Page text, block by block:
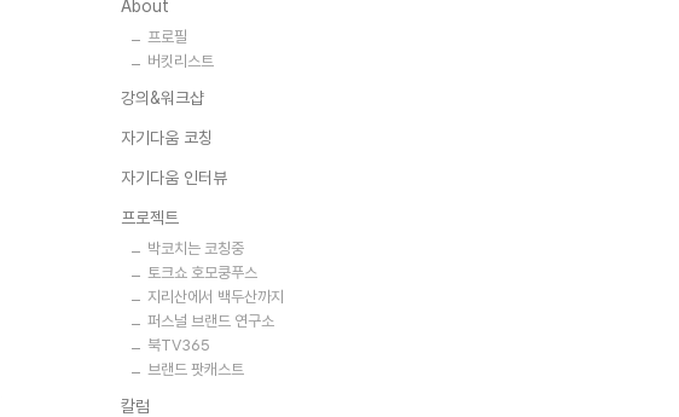
About
프로필
버킷리스트
강의&워크샵
자기다움 코칭
자기다움 인터뷰
프로젝트
박코치는 코칭중
토크쇼 호모쿵푸스
지리산에서 백두산까지
퍼스널 브랜드 연구소
북TV365
브랜드 팟캐스트
칼럼